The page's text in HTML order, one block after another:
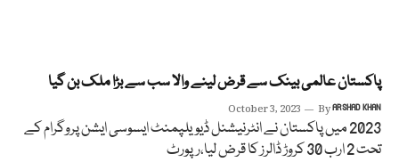
پاکستان عالمی بینک سے قرض لینے والا سب سے بڑا ملک بن گیا
October 3, 2023 ByARSHAD KHAN
2023 میں پاکستان نے انٹرنیشنل ڈیویلپمنٹ ایسوسی ایشن پروگرام کے
تحت 2 ارب 30 کروڑ ڈالرز کا قرض لیا،رپورٹ